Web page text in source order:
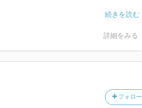
しても、今はカラフルなイラストを用い
だったのでしょうか？
詳細をみる
フォロー